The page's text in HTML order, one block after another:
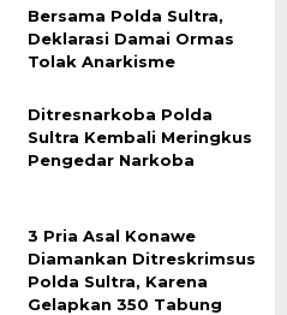
Bersama Polda Sultra,
Deklarasi Damai Ormas
Tolak Anarkisme
Ditresnarkoba Polda
Sultra Kembali Meringkus
Pengedar Narkoba
3 Pria Asal Konawe
Diamankan Ditreskrimsus
Polda Sultra, Karena
Gelapkan 350 Tabung